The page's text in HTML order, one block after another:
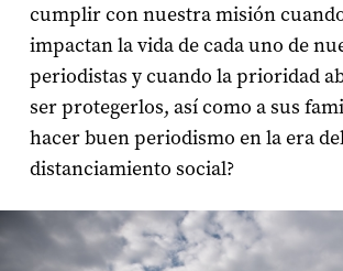
cumplir con nuestra misión
impactan la vida de cada uno de
periodistas y cuando la prioridad
ser protegerlos, así como a sus
hacer buen periodismo en la era
distanciamiento social?